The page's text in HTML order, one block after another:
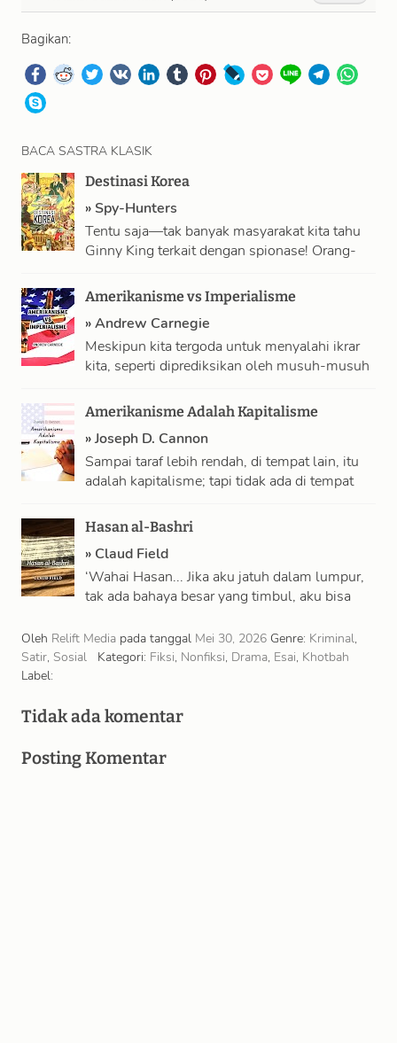
Bagikan:
BACA SASTRA KLASIK
Destinasi Korea
»Spy-Hunters
Tentu saja—tak banyak masyarakat kita tahu
Ginny King terkait dengan spionase! Orang-
dan mengingat betapa …
Amerikanisme vs Imperialisme
»Andrew Carnegie
Meskipun kita tergoda untuk menyalahi ikrar
kita, seperti diprediksikan oleh musuh-musuh
kaum akan …
Amerikanisme Adalah Kapitalisme
»Joseph D. Cannon
Sampai taraf lebih rendah, di tempat lain, itu
adalah kapitalisme; tapi tidak ada di tempat
Hasan al-Bashri
» Claud Field
‘Wahai Hasan... Jika aku jatuh dalam lumpur,
tak ada bahaya besar yang timbul, aku bisa
Oleh Relift Media pada tanggal Mei 30, 2026 Genre: Kriminal,
Satir, Sosial Kategori: Fiksi, Nonfiksi, Drama, Esai, Khotbah
Label:
Tidak ada komentar
Posting Komentar